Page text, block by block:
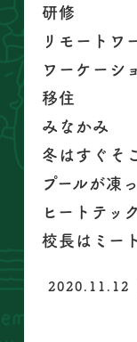
研修
リモートワ
ワーケーシ
移住
みなかみ
冬はすぐそ
プールが凍
ヒートテッ
校長はミー
2020.11.12